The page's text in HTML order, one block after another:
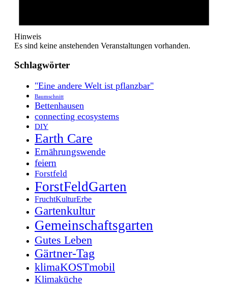
Hinweis
Es sind keine anstehenden Veranstaltungen vorhanden.
Schlagwörter
"Eine andere Welt ist pflanzbar"
Baumschnitt
Bettenhausen
connecting ecosystems
DIY
Earth Care
Ernährungswende
feiern
Forstfeld
ForstFeldGarten
FruchtKulturErbe
Gartenkultur
Gemeinschaftsgarten
Gutes Leben
Gärtner-Tag
klimaKOSTmobil
Klimaküche